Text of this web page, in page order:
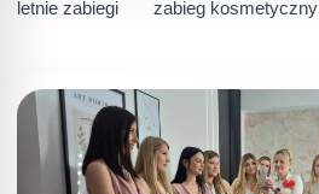
letnie zabiegi zabieg kosmetyczny